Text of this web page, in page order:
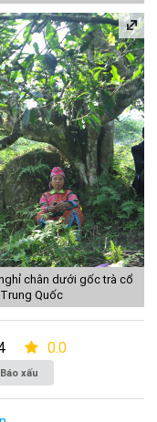
chân dưới gốc trà cổ
Quốc
0.0
Báo xấu